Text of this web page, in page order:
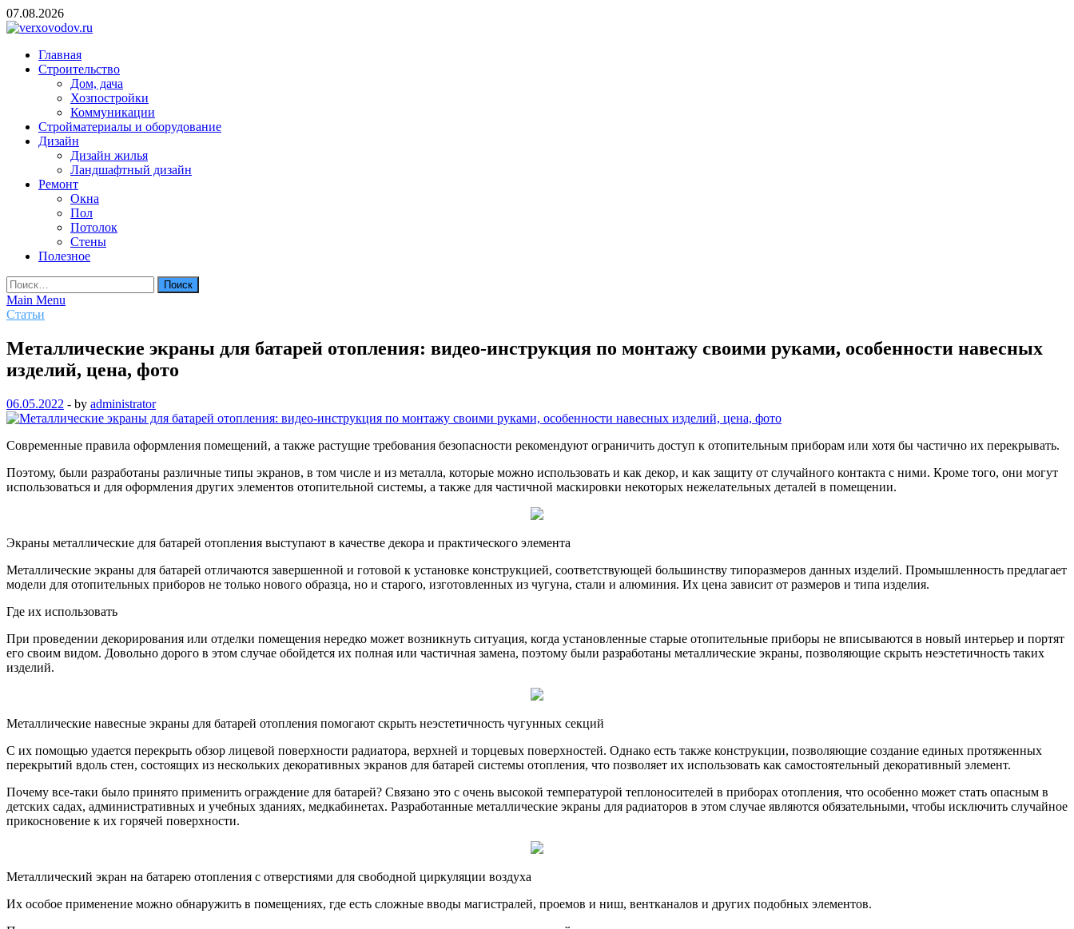
Skip
to
07.08.2026
verxovodov.ru
Ремонт и строительство
Главная
Строительство
Дом, дача
Хозпостройки
Коммуникации
Стройматериалы и оборудование
Дизайн
Дизайн жилья
Ландшафтный дизайн
Ремонт
Окна
Пол
Потолок
Стены
Полезное
Найти:
Main Menu
Статьи
Металлические экраны для батарей отопления: видео-инструкция по монтажу своими руками, особенности навесных
изделий, цена, фото
06.05.2022 - by administrator
Современные правила оформления помещений, а также растущие требования безопасности рекомендуют ограничить доступ к отопительным приборам или хотя бы частично их перекрывать.
Поэтому, были разработаны различные типы экранов, в том числе и из металла, которые можно использовать и как декор, и как защиту от случайного контакта с ними. Кроме того, они могут
использоваться и для оформления других элементов отопительной системы, а также для частичной маскировки некоторых нежелательных деталей в помещении.
Экраны металлические для батарей отопления выступают в качестве декора и практического элемента
Металлические экраны для батарей отличаются завершенной и готовой к установке конструкцией, соответствующей большинству типоразмеров данных изделий. Промышленность предлагает
модели для отопительных приборов не только нового образца, но и старого, изготовленных из чугуна, стали и алюминия. Их цена зависит от размеров и типа изделия.
Где их использовать
При проведении декорирования или отделки помещения нередко может возникнуть ситуация, когда установленные старые отопительные приборы не вписываются в новый интерьер и портят
его своим видом. Довольно дорого в этом случае обойдется их полная или частичная замена, поэтому были разработаны металлические экраны, позволяющие скрыть неэстетичность таких
изделий.
Металлические навесные экраны для батарей отопления помогают скрыть неэстетичность чугунных секций
С их помощью удается перекрыть обзор лицевой поверхности радиатора, верхней и торцевых поверхностей. Однако есть также конструкции, позволяющие создание единых протяженных
перекрытий вдоль стен, состоящих из нескольких декоративных экранов для батарей системы отопления, что позволяет их использовать как самостоятельный декоративный элемент.
Почему все-таки было принято применить ограждение для батарей? Связано это с очень высокой температурой теплоносителей в приборах отопления, что особенно может стать опасным в
детских садах, административных и учебных зданиях, медкабинетах. Разработанные металлические экраны для радиаторов в этом случае являются обязательными, чтобы исключить случайное
прикосновение к их горячей поверхности.
Металлический экран на батарею отопления с отверстиями для свободной циркуляции воздуха
Их особое применение можно обнаружить в помещениях, где есть сложные вводы магистралей, проемов и ниш, вентканалов и других подобных элементов.